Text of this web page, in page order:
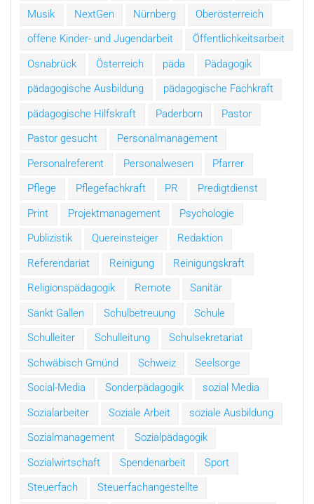
Musik
NextGen Nürnberg
Oberösterreich
offene Kinder- und Jugendarbeit
Öffentlichkeitsarbeit
Osnabrück
Österreich päda
Pädagogik
pädagogische Ausbildung
pädagogische Fachkraft
pädagogische Hilfskraft
Paderborn
Pastor
Pastor gesucht
Personalmanagement
Personalreferent
Personalwesen
Pfarrer
Pflege
Pflegefachkraft PR
Predigtdienst
Print
Projektmanagement
Psychologie
Publizistik
Quereinsteiger
Redaktion
Referendariat
Reinigung
Reinigungskraft
Religionspädagogik
Remote
Sanitär
Sankt Gallen
Schulbetreuung
Schule
Schulleiter
Schulleitung
Schulsekretariat
Schwäbisch Gmünd
Schweiz
Seelsorge
Social-Media
Sonderpädagogik
sozial Media
Sozialarbeiter
Soziale Arbeit
soziale Ausbildung
Sozialmanagement
Sozialpädagogik
Sozialwirtschaft
Spendenarbeit
Sport
Steuerfach
Steuerfachangestellte